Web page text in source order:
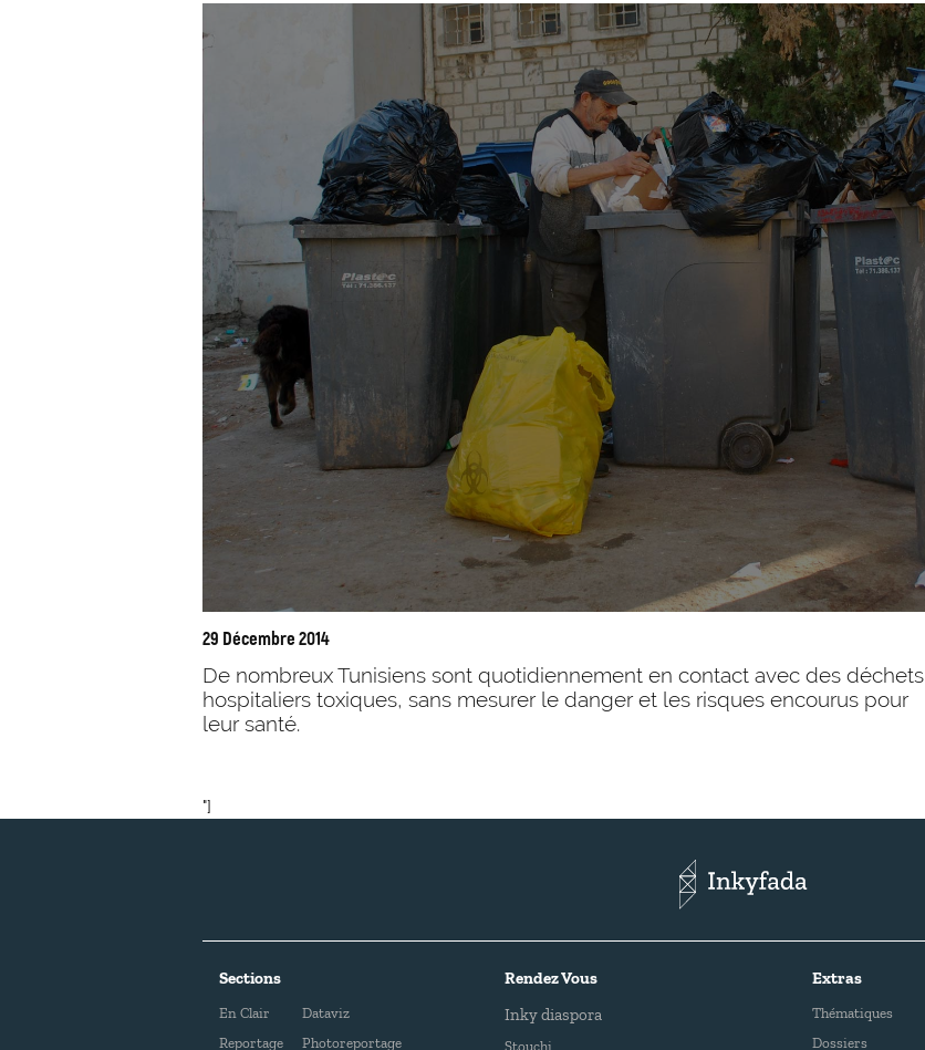
29 Décembre 2014
De nombreux Tunisiens sont quotidiennement en contact avec des déchets
hospitaliers toxiques, sans mesurer le danger et les risques encourus pour
leur santé.
"]
Sections
En Clair
Reportage
Dataviz
Photoreportage
Rendez Vous
Inky diaspora
Stouchi
Extras
Thématiques
Dossiers